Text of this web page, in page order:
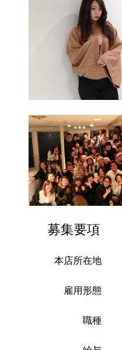
項
本店所在地
雇用形態
職種